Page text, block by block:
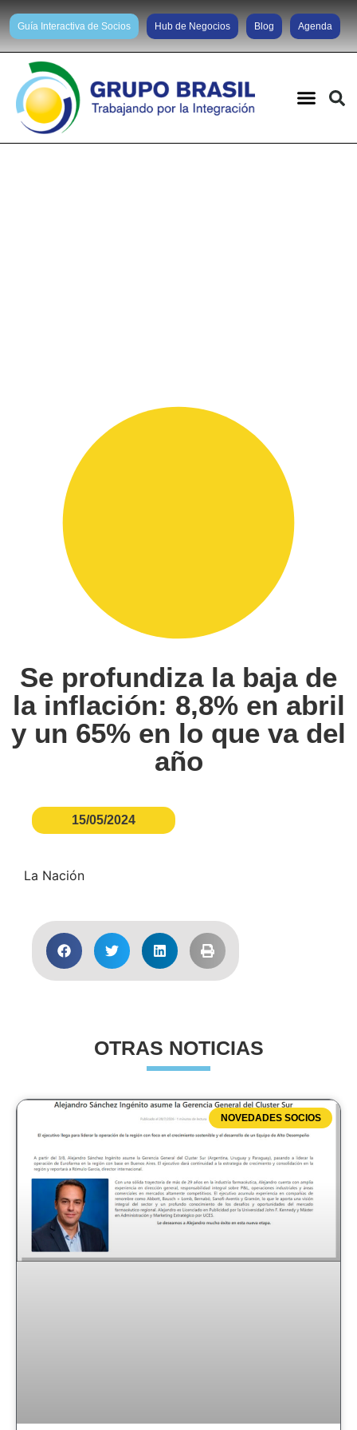
Guía Interactiva de Socios Hub de Negocios Blog Agenda
Se profundiza la baja de
la inflación: 8,8% en abril
y un 65% en lo que va del
año
15/05/2024
La Nación
OTRAS NOTICIAS
NOVEDADES SOCIOS